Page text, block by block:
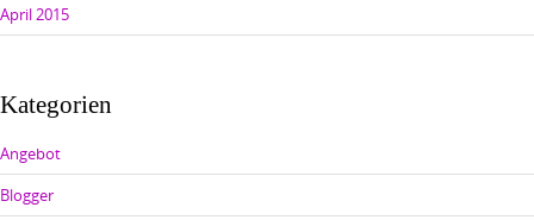
April 2015
Kategorien
Angebot
Blogger